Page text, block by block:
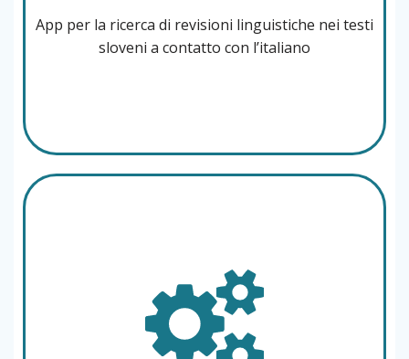
App per la ricerca di revisioni linguistiche nei testi
sloveni a contatto con l’italiano